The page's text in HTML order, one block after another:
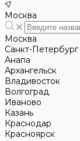
Москва
Москва
Санкт-Петербург
Анапа
Архангельск
Владивосток
Волгоград
Иваново
Казань
Краснодар
Красноярск